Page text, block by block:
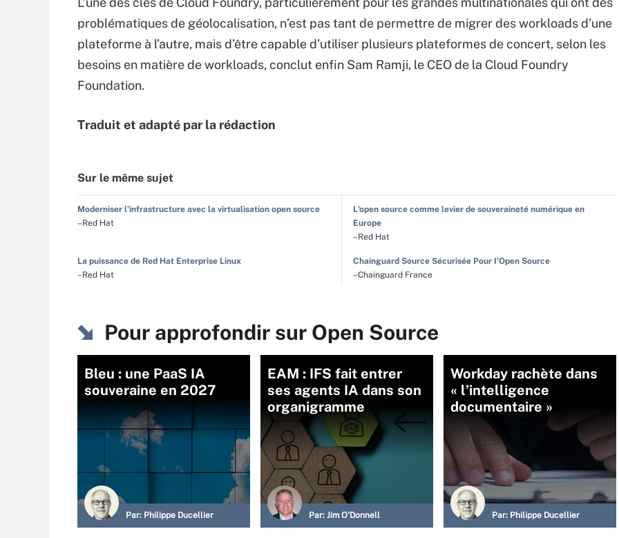
problématiques de géolocalisation, n’est pas tant de permettre de migrer des workloads d’une
plateforme à l’autre, mais d’être capable d’utiliser plusieurs plateformes de concert, selon les
besoins en matière de workloads, conclut enfin Sam Ramji, le CEO de la Cloud Foundry
Foundation.
Traduit et adapté par la rédaction
Sur le même sujet
Moderniser l'infrastructure avec la virtualisation open source
–Red Hat
L'open source comme levier de souveraineté numérique en
Europe
–Red Hat
La puissance de Red Hat Enterprise Linux
–Red Hat
Chainguard Source Sécurisée Pour I’Open Source
–Chainguard France
Pour approfondir sur Open Source
Bleu : une PaaS IA
souveraine en 2027
Par: Philippe Ducellier
EAM : IFS fait entrer
ses agents IA dans son
organigramme
Par: Jim O'Donnell
Workday rachète dans
« l’intelligence
documentaire »
Par: Philippe Ducellier